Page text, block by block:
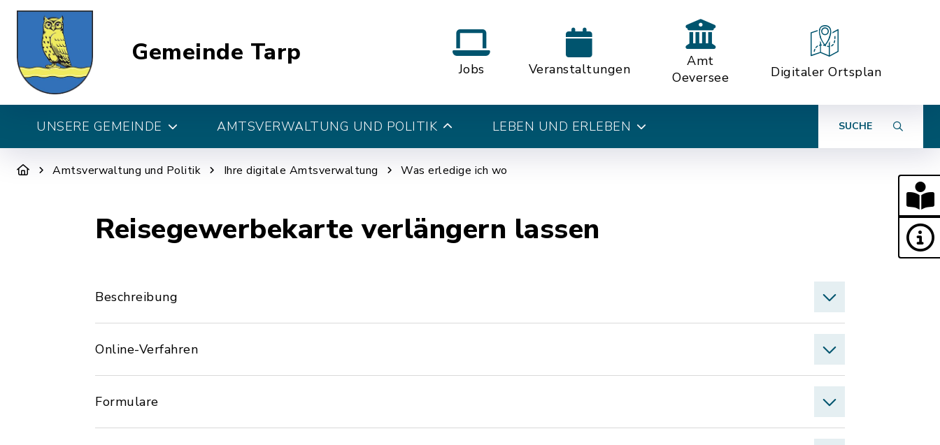
Gemeinde Tarp
Jobs Veranstaltungen
Amt
Oeversee
Digitaler Ortsplan
UNSERE GEMEINDE AMTSVERWALTUNG UND POLITIK LEBEN UND ERLEBEN SUCHE
Amtsverwaltung und Politik Ihre digitale Amtsverwaltung Was erledige ich wo
Reisegewerbekarte verlängern lassen
Beschreibung
Online-Verfahren
Formulare